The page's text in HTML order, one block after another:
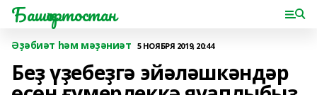
Башҡортостан
Әҙәбиәт һәм мәҙәниәт 5 НОЯБРЯ 2019, 20:44
Беҙ үҙебеҙгә эйәләшкәндәр